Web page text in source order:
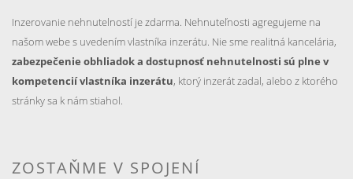
Inzerovanie nehnutelností je zdarma. Nehnuteľnosti agregujeme na
našom webe s uvedením vlastníka inzerátu. Nie sme realitná kancelária,
zabezpečenie obhliadok a dostupnosť nehnutelnosti sú plne v
kompetencií vlastníka inzerátu, ktorý inzerát zadal, alebo z ktorého
stránky sa k nám stiahol.
ZOSTAŇME V SPOJENÍ